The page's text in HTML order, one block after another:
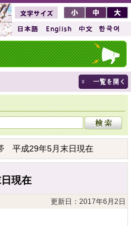
平成29年5月末日現在
現在
更新日：2017年6月2日